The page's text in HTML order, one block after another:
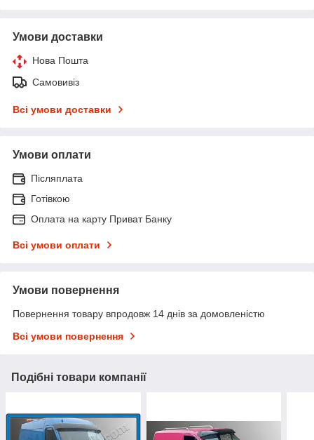
Умови доставки
Нова Пошта
Самовивіз
Всі умови доставки
Умови оплати
Післяплата
Готівкою
Оплата на карту Приват Банку
Всі умови оплати
Умови повернення
Повернення товару впродовж 14 днів за домовленістю
Всі умови повернення
Подібні товари компанії